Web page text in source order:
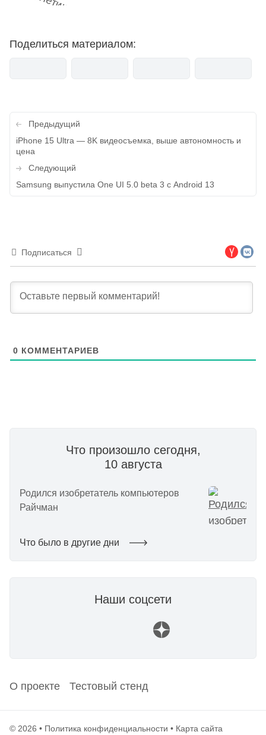
Поделиться материалом:
Навигация
по
записям
Предыдущий
iPhone 15 Ultra — 8K видеосъемка, выше автономность и
цена
Следующий
Samsung выпустила One UI 5.0 beta 3 с Android 13
Подписаться
0 КОММЕНТАРИЕВ
Что произошло сегодня,
10 августа
Родился изобретатель компьютеров
Райчман
Что было в другие дни
Наши соцсети
О проекте Тестовый стенд
© 2026 • Политика конфиденциальности • Карта сайта